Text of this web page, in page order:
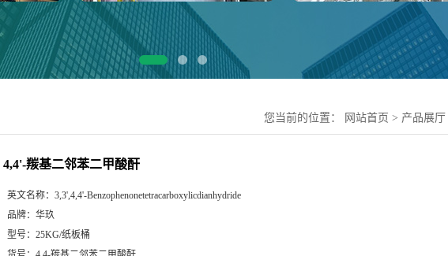
您当前的位置： 网站首页 > 产品展厅
4,4'-羰基二邻苯二甲酸酐
英文名称： 3,3',4,4'-Benzophenonetetracarboxylicdianhydride
品牌： 华玖
型号： 25KG/纸板桶